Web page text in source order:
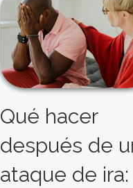
Qué hacer
después de
ataque de ira: